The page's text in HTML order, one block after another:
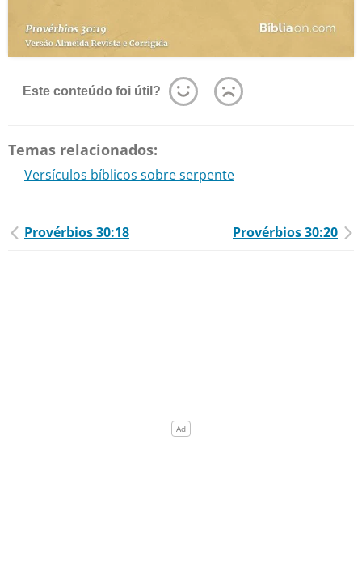
Este conteúdo foi útil?
Temas relacionados:
Versículos bíblicos sobre serpente
Provérbios 30:18 Provérbios 30:20